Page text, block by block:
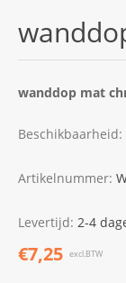
wanddop mat
Beschikbaarheid:
Artikelnummer:
Levertijd: 2-4
€7,25 excl.BTW